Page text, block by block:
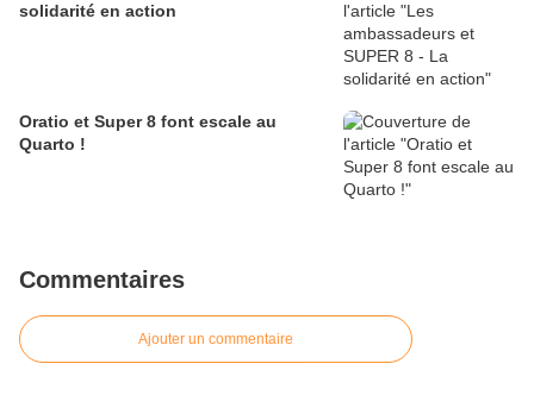
solidarité en action
Oratio et Super 8 font escale au
Quarto !
Commentaires
Ajouter un commentaire